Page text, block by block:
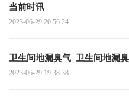
当前时讯
2023-06-29 20:56:24
卫生间地漏臭气_卫生间地漏
2023-06-29 19:38:38